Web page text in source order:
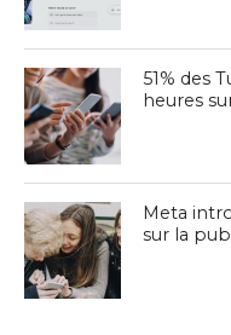
51% des
heures
Meta
sur la